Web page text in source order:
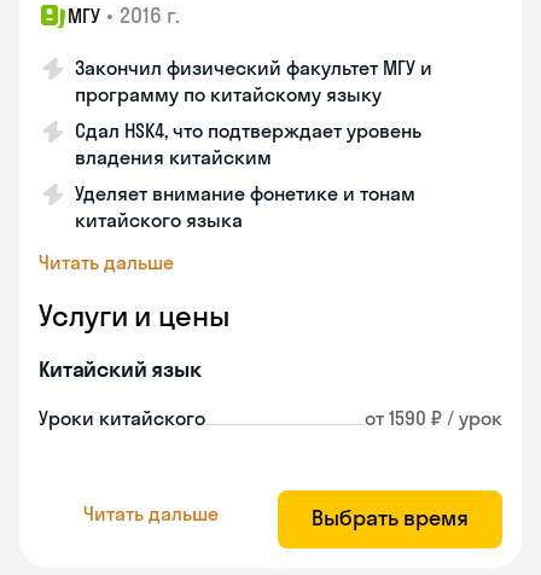
МГУ • 2016 г.
Закончил физический факультет МГУ и
программу по китайскому языку
Сдал HSK4, что подтверждает уровень
владения китайским
Уделяет внимание фонетике и тонам
китайского языка
Читать дальше
Услуги и цены
Китайский язык
Уроки китайского от 1590 ₽ / урок
Читать дальше Выбрать время